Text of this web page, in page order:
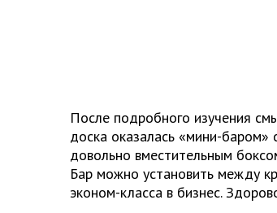
После подробного изучения
доска оказалась «мини-
довольно вместительным
Бар можно установить между
эконом-класса в бизнес.